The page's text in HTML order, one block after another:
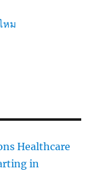
หม
Healthcare
in